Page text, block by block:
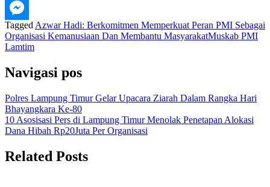
Tagged Azwar Hadi: Berkomitmen Memperkuat Peran PMI Sebagai
Organisasi Kemanusiaan Dan Membantu MasyarakatMuskab PMI
Lamtim
Navigasi pos
Polres Lampung Timur Gelar Upacara Ziarah Dalam Rangka Hari
Bhayangkara Ke-80
10 Asosisasi Pers di Lampung Timur Menolak Penetapan Alokasi
Dana Hibah Rp20Juta Per Organisasi
Related Posts